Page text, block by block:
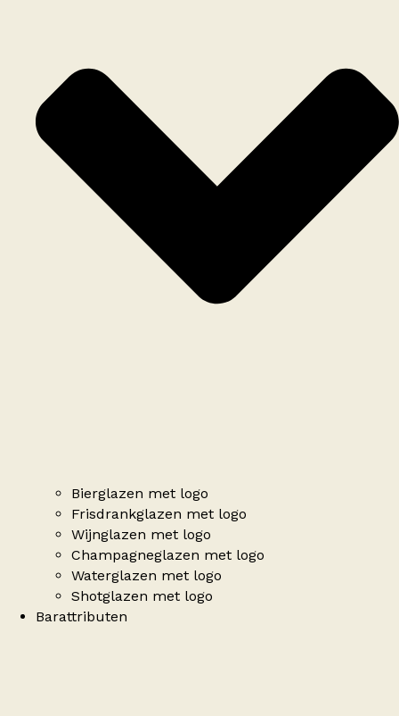
Bierglazen met logo
Frisdrankglazen met logo
Wijnglazen met logo
Champagneglazen met logo
Waterglazen met logo
Shotglazen met logo
Barattributen